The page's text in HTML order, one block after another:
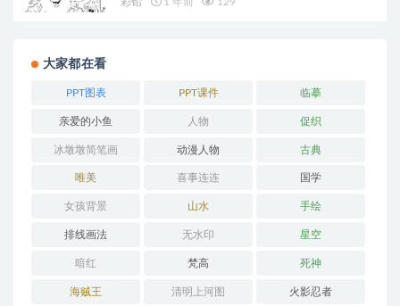
大家都在看
PPT图表 PPT课件 临摹
亲爱的小鱼 人物 促织
冰墩墩简笔画 动漫人物 古典
唯美 喜事连连 国学
女孩背景 山水 手绘
排线画法 无水印 星空
暗红 梵高 死神
海贼王 清明上河图 火影忍者